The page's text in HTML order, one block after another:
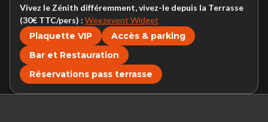
Vivez le Zénith différemment, vivez-le depuis la Terrasse
(30€ TTC/pers) : Weezevent Widget
Plaquette VIP
Accès & parking
Bar et Restauration
Réservations pass terrasse